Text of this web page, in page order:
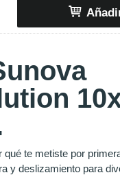
qué te metiste por
y deslizamiento para